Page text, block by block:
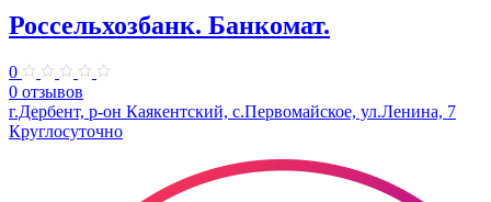
Россельхозбанк. Банкомат.
0
0 отзывов
г.Дербент, р-он Каякентский, с.Первомайское, ул.Ленина, 7
Круглосуточно